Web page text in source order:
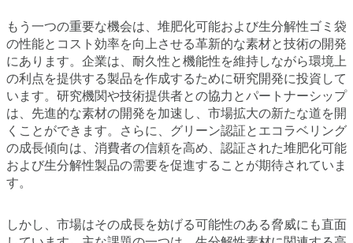
もう一つの重要な機会は、堆肥化可能および生分解性ゴミ袋
の性能とコスト効率を向上させる革新的な素材と技術の開発
にあります。企業は、耐久性と機能性を維持しながら環境上
の利点を提供する製品を作成するために研究開発に投資して
います。研究機関や技術提供者との協力とパートナーシップ
は、先進的な素材の開発を加速し、市場拡大の新たな道を開
くことができます。さらに、グリーン認証とエコラベリング
の成長傾向は、消費者の信頼を高め、認証された堆肥化可能
および生分解性製品の需要を促進することが期待されていま
す。
しかし、市場はその成長を妨げる可能性のある脅威にも直面